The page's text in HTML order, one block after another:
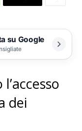
su Google
dei